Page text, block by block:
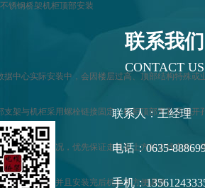
锈钢桥架机柜顶部安装
据中心实际安装中，会因楼层过高、顶部结构特殊或
支架与机柜采用螺栓链接固定，机柜顶部无孔需现开
虑机房整体情况，优先保证走线架上方的走线空间
大造成塌腰，并且安装完后机柜不方便调整。
联系我们
CONTACT US
联系人：王经理
电话：0635-
手机：